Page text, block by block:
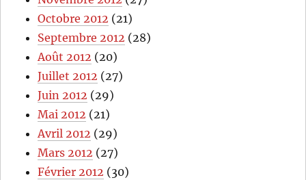
Octobre 2012 (21)
Septembre 2012 (28)
Août 2012 (20)
Juillet 2012 (27)
Juin 2012 (29)
Mai 2012 (21)
Avril 2012 (29)
Mars 2012 (27)
Février 2012 (30)